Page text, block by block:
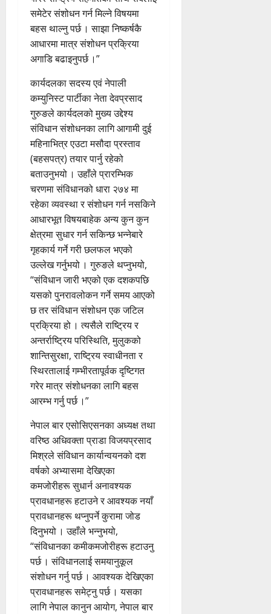
समेटेर संशोधन गर्न मिल्ने विषयमा
बहस थाल्नु पर्छ । साझा निष्कर्षकै
आधारमा मात्र संशोधन प्रक्रिया
अगाडि बढाइनुपर्छ ।”
कार्यदलका सदस्य एवं नेपाली
कम्युनिस्ट पार्टीका नेता देवप्रसाद
गुरुङले कार्यदलको मुख्य उद्देश्य
संविधान संशोधनका लागि आगामी दुई
महिनाभित्र एउटा मसौदा प्रस्ताव
(बहसपत्र) तयार पार्नु रहेको
बताउनुभयो । उहाँले प्रारम्भिक
चरणमा संविधानको धारा २७४ मा
रहेका व्यवस्था र संशोधन गर्न नसकिने
आधारभूत विषयबाहेक अन्य कुन कुन
क्षेत्रमा सुधार गर्न सकिन्छ भन्नेबारे
गृहकार्य गर्ने गरी छलफल भएको
उल्लेख गर्नुभयो । गुरुङले थप्नुभयो,
“संविधान जारी भएको एक दशकपछि
यसको पुनरावलोकन गर्ने समय आएको
छ तर संविधान संशोधन एक जटिल
प्रक्रिया हो । त्यसैले राष्ट्रिय र
अन्तर्राष्ट्रिय परिस्थिति, मुलुकको
शान्तिसुरक्षा, राष्ट्रिय स्वाधीनता र
स्थिरतालाई गम्भीरतापूर्वक दृष्टिगत
गरेर मात्र संशोधनका लागि बहस
आरम्भ गर्नु पर्छ ।”
नेपाल बार एसोसिएसनका अध्यक्ष तथा
वरिष्ठ अधिवक्ता प्राडा विजयप्रसाद
मिश्रले संविधान कार्यान्वयनको दश
वर्षको अभ्यासमा देखिएका
कमजोरीहरू सुधार्न अनावश्यक
प्रावधानहरू हटाउने र आवश्यक नयाँ
प्रावधानहरू थप्नुपर्ने कुरामा जोड
दिनुभयो । उहाँले भन्नुभयो,
“संविधानका कमीकमजोरीहरू हटाउनु
पर्छ । संविधानलाई समयानुकूल
संशोधन गर्नु पर्छ । आवश्यक देखिएका
प्रावधानहरू समेट्नु पर्छ । यसका
लागि नेपाल कानुन आयोग, नेपाल बार